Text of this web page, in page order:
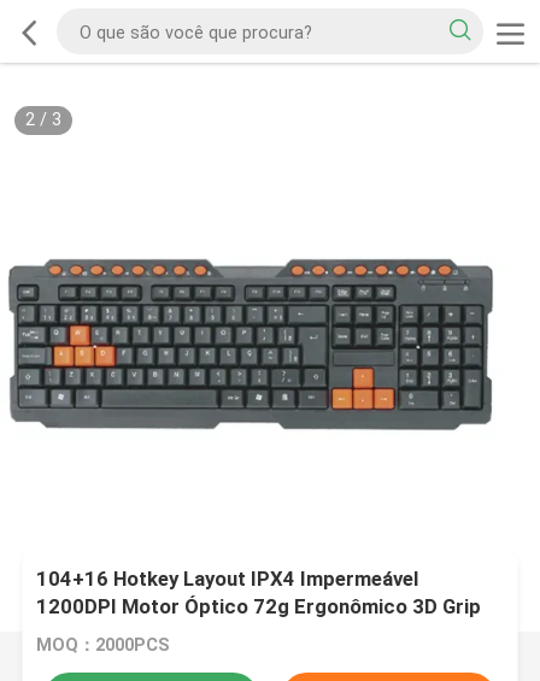
2/ 3
104+16 Hotkey Layout IPX4 Impermeável
1200DPI Motor Óptico 72g Ergonômico 3D Grip
Plug And Play teclados Mouse Combos Para E-
MOQ：2000PCS